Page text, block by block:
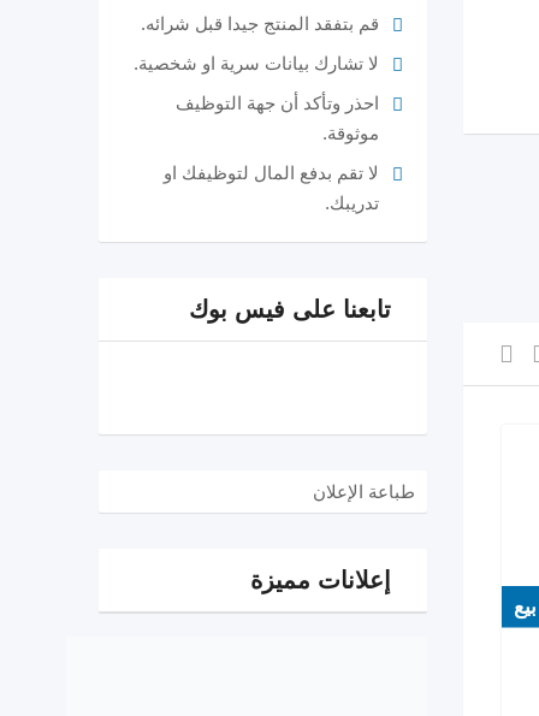
بيع بيع
قم بتفقد المنتج جيدا قبل شرائه.
لا تشارك بيانات سرية او شخصية.
احذر وتأكد أن جهة التوظيف
موثوقة.
لا تقم بدفع المال لتوظيفك او
تدريبك.
تابعنا على فيس بوك
طباعة الإعلان
إعلانات مميزة